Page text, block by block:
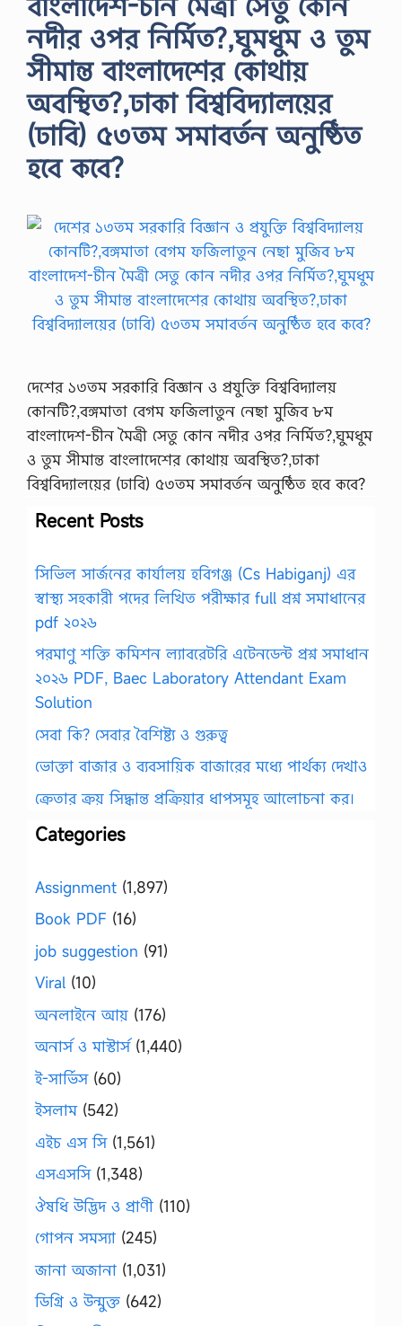
নদীর ওপর নির্মিত?,ঘুমধুম ও তুম
সীমান্ত বাংলাদেশের কোথায়
অবস্থিত?,ঢাকা বিশ্ববিদ্যালয়ের
(ঢাবি) ৫৩তম সমাবর্তন অনুষ্ঠিত
হবে কবে?
দেশের ১৩তম সরকারি বিজ্ঞান ও প্রযুক্তি বিশ্ববিদ্যালয়
কোনটি?,বঙ্গমাতা বেগম ফজিলাতুন নেছা মুজিব ৮ম
বাংলাদেশ-চীন মৈত্রী সেতু কোন নদীর ওপর নির্মিত?,ঘুমধুম
ও তুম সীমান্ত বাংলাদেশের কোথায় অবস্থিত?,ঢাকা
বিশ্ববিদ্যালয়ের (ঢাবি) ৫৩তম সমাবর্তন অনুষ্ঠিত হবে কবে?
Recent Posts
সিভিল সার্জনের কার্যালয় হবিগঞ্জ (Cs Habiganj) এর
স্বাস্থ্য সহকারী পদের লিখিত পরীক্ষার full প্রশ্ন সমাধানের
pdf ২০২৬
পরমাণু শক্তি কমিশন ল্যাবরেটরি এটেনডেন্ট প্রশ্ন সমাধান
২০২৬ PDF, Baec Laboratory Attendant Exam
Solution
সেবা কি? সেবার বৈশিষ্ট্য ও গুরুত্ব
ভোক্তা বাজার ও ব্যবসায়িক বাজারের মধ্যে পার্থক্য দেখাও
ক্রেতার ক্রয় সিদ্ধান্ত প্রক্রিয়ার ধাপসমূহ আলোচনা কর।
Categories
Assignment (1,897)
Book PDF (16)
job suggestion (91)
Viral (10)
অনলাইনে আয় (176)
অনার্স ও মাস্টার্স(1,440)
ই-সার্ভিস(60)
ইসলাম(542)
এইচ এস সি(1,561)
এসএসসি(1,348)
ঔষধি উদ্ভিদ ও প্রাণী (110)
গোপন সমস্যা (245)
জানা অজানা (1,031)
ডিগ্রি ও উন্মুক্ত (642)